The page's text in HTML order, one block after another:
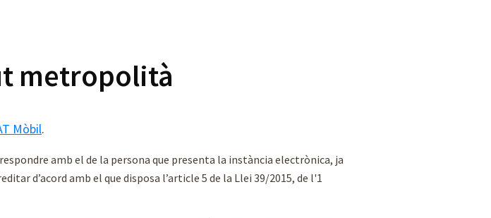
metropolità
Mòbil.
amb el de la persona que presenta la instància electrònica, ja
d’acord amb el que disposa l’article 5 de la Llei 39/2015, de l'1